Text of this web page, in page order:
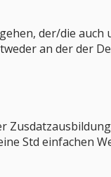
der/die auch
an der der
Std einfachen